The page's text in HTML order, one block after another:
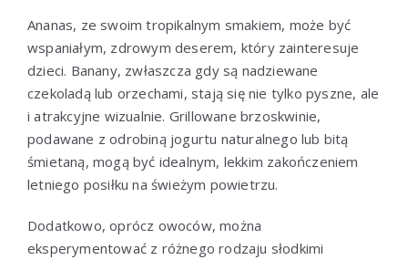
Ananas, ze swoim tropikalnym smakiem, może być
wspaniałym, zdrowym deserem, który zainteresuje
dzieci. Banany, zwłaszcza gdy są nadziewane
czekoladą lub orzechami, stają się nie tylko pyszne, ale
i atrakcyjne wizualnie. Grillowane brzoskwinie,
podawane z odrobiną jogurtu naturalnego lub bitą
śmietaną, mogą być idealnym, lekkim zakończeniem
letniego posiłku na świeżym powietrzu.
Dodatkowo, oprócz owoców, można
eksperymentować z różnego rodzaju słodkimi